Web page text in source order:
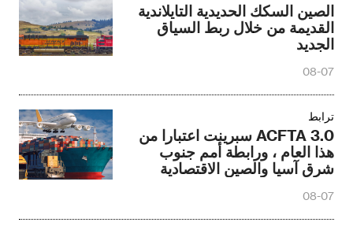
الصين السكك الحديدية التايلاندية
القديمة من خلال ربط السياق
الجديد
08-07
ترابط
ACFTA 3.0 سبرينت اعتبارا من
هذا العام ، ورابطة أمم جنوب
شرق آسيا والصين الاقتصادية
08-07